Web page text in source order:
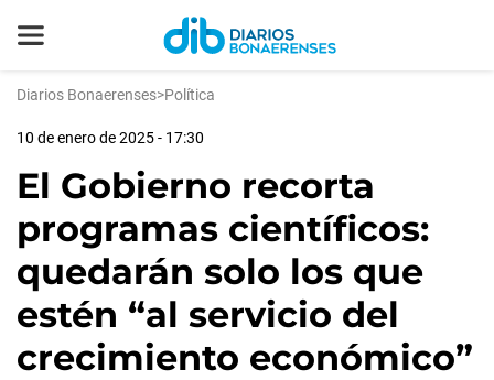
Diarios Bonaerenses>Política
10 de enero de 2025 - 17:30
El Gobierno recorta
programas científicos:
quedarán solo los que
estén “al servicio del
crecimiento económico”